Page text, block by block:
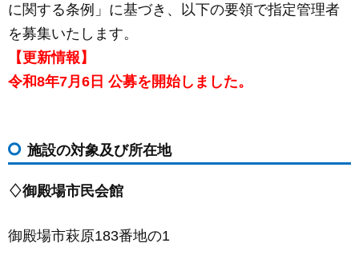
に関する条例」に基づき、以下の要領で指定管理者
を募集いたします。
【更新情報】
令和8年7月6日 公募を開始しました。
施設の対象及び所在地
♢御殿場市民会館
御殿場市萩原183番地の1